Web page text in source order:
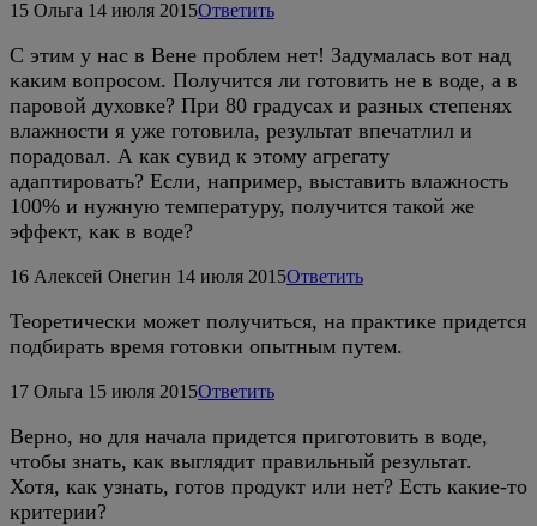
15 Ольга 14 июля 2015Ответить
С этим у нас в Вене проблем нет! Задумалась вот над
каким вопросом. Получится ли готовить не в воде, а в
паровой духовке? При 80 градусах и разных степенях
влажности я уже готовила, результат впечатлил и
порадовал. А как сувид к этому агрегату
адаптировать? Если, например, выставить влажность
100% и нужную температуру, получится такой же
эффект, как в воде?
16 Алексей Онегин 14 июля 2015Ответить
Теоретически может получиться, на практике придется
подбирать время готовки опытным путем.
17 Ольга 15 июля 2015Ответить
Верно, но для начала придется приготовить в воде,
чтобы знать, как выглядит правильный результат.
Хотя, как узнать, готов продукт или нет? Есть какие-то
критерии?